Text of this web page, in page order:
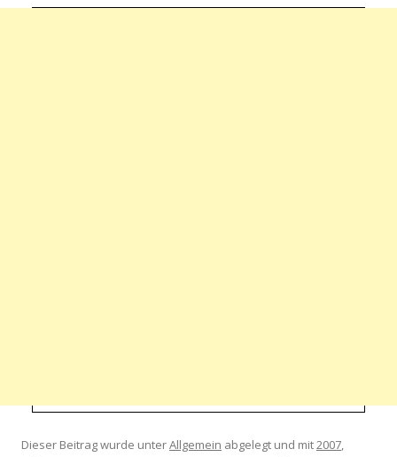
Dieser Beitrag wurde unterAllgemein abgelegt und mit2007,